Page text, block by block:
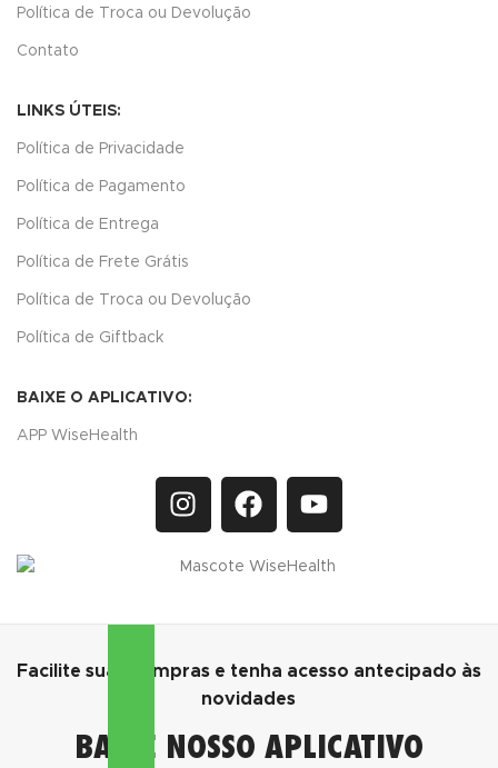
Política de Troca ou Devolução
Contato
LINKS ÚTEIS:
Política de Privacidade
Política de Pagamento
Política de Entrega
Política de Frete Grátis
Política de Troca ou Devolução
Política de Giftback
BAIXE O APLICATIVO:
APP WiseHealth
Facilite suas compras e tenha acesso antecipado às
novidades
BAIXE NOSSO APLICATIVO